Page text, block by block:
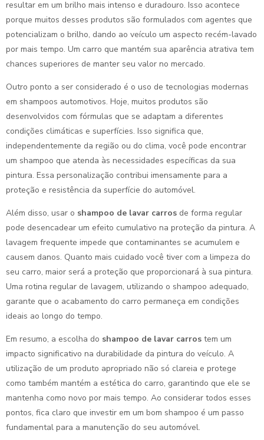
resultar em um brilho mais intenso e duradouro. Isso acontece
porque muitos desses produtos são formulados com agentes que
potencializam o brilho, dando ao veículo um aspecto recém-lavado
por mais tempo. Um carro que mantém sua aparência atrativa tem
chances superiores de manter seu valor no mercado.
Outro ponto a ser considerado é o uso de tecnologias modernas
em shampoos automotivos. Hoje, muitos produtos são
desenvolvidos com fórmulas que se adaptam a diferentes
condições climáticas e superfícies. Isso significa que,
independentemente da região ou do clima, você pode encontrar
um shampoo que atenda às necessidades específicas da sua
pintura. Essa personalização contribui imensamente para a
proteção e resistência da superfície do automóvel.
Além disso, usar o shampoo de lavar carros de forma regular
pode desencadear um efeito cumulativo na proteção da pintura. A
lavagem frequente impede que contaminantes se acumulem e
causem danos. Quanto mais cuidado você tiver com a limpeza do
seu carro, maior será a proteção que proporcionará à sua pintura.
Uma rotina regular de lavagem, utilizando o shampoo adequado,
garante que o acabamento do carro permaneça em condições
ideais ao longo do tempo.
Em resumo, a escolha do shampoo de lavar carros tem um
impacto significativo na durabilidade da pintura do veículo. A
utilização de um produto apropriado não só clareia e protege
como também mantém a estética do carro, garantindo que ele se
mantenha como novo por mais tempo. Ao considerar todos esses
pontos, fica claro que investir em um bom shampoo é um passo
fundamental para a manutenção do seu automóvel.